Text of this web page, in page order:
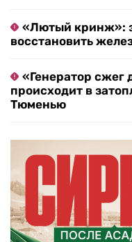
«Лютый кринж»:
восстановить
«Генератор сжег
происходит в
Тюменью